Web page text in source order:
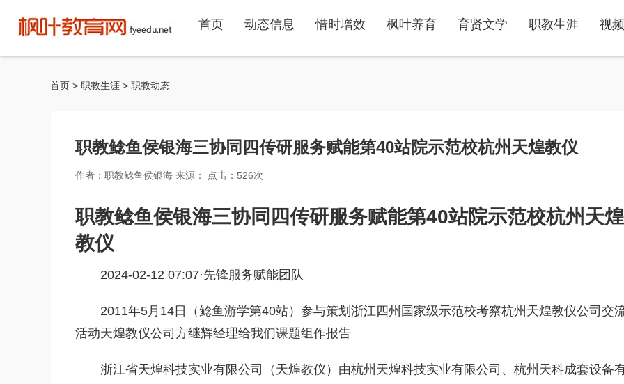
首页 动态信息 惜时增效 枫叶养育 育贤文学 职教生涯 视
首页 > 职教生涯 > 职教动态
职教鲶鱼侯银海三协同四传研服务赋能第40站院示范校杭州天煌教仪
作者：职教鲶鱼侯银海 来源： 点击： 526次
职教鲶鱼侯银海三协同四传研服务赋能第40站院示范校杭州天煌
教仪
2024-02-12 07:07·先锋服务赋能团队
2011年5月14日（鲶鱼游学第40站）参与策划浙江四州国家级示范校考察杭州天煌教仪公司交
活动天煌教仪公司方继辉经理给我们课题组作报告
浙江省天煌科技实业有限公司（天煌教仪）由杭州天煌科技实业有限公司、杭州天科成套设备